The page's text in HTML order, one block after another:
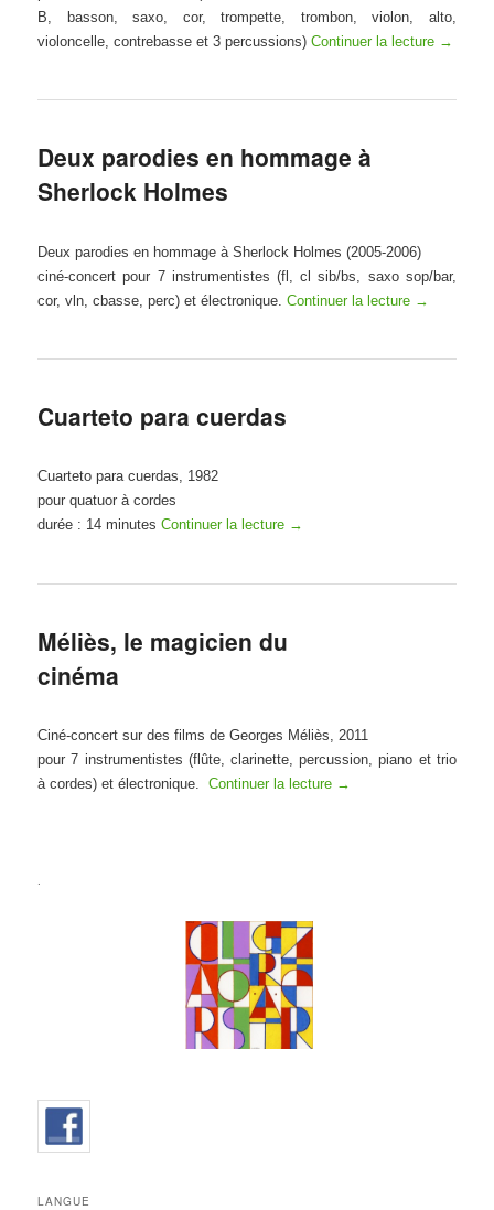
B, basson, saxo, cor, trompette, trombon, violon, alto,
violoncelle, contrebasse et 3 percussions) Continuer la lecture →
Deux parodies en hommage à
Sherlock Holmes
Deux parodies en hommage à Sherlock Holmes (2005-2006)
ciné-concert pour 7 instrumentistes (fl, cl sib/bs, saxo sop/bar,
cor, vln, cbasse, perc) et électronique.Continuer la lecture →
Cuarteto para cuerdas
Cuarteto para cuerdas, 1982
pour quatuor à cordes
durée : 14 minutesContinuer la lecture →
Méliès, le magicien du
cinéma
Ciné-concert sur des films de Georges Méliès, 2011
pour 7 instrumentistes (flûte, clarinette, percussion, piano et trio
à cordes) et électronique.Continuer la lecture →
LANGUE